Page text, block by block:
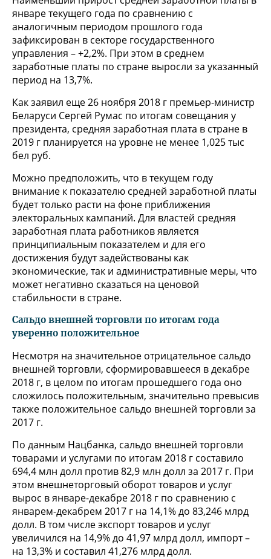
январе текущего года по сравнению с
аналогичным периодом прошлого года
зафиксирован в секторе государственного
управления – +2,2%. При этом в среднем
заработные платы по стране выросли за указанный
период на 13,7%.
Как заявил еще 26 ноября 2018 г премьер-министр
Беларуси Сергей Румас по итогам совещания у
президента, средняя заработная плата в стране в
2019 г планируется на уровне не менее 1,025 тыс
бел руб.
Можно предположить, что в текущем году
внимание к показателю средней заработной платы
будет только расти на фоне приближения
электоральных кампаний. Для властей средняя
заработная плата работников является
принципиальным показателем и для его
достижения будут задействованы как
экономические, так и административные меры, что
может негативно сказаться на ценовой
стабильности в стране.
Сальдо внешней торговли по итогам года
уверенно положительное
Несмотря на значительное отрицательное сальдо
внешней торговли, сформировавшееся в декабре
2018 г, в целом по итогам прошедшего года оно
сложилось положительным, значительно превысив
также положительное сальдо внешней торговли за
2017 г.
По данным Нацбанка, сальдо внешней торговли
товарами и услугами по итогам 2018 г составило
694,4 млн долл против 82,9 млн долл за 2017 г. При
этом внешнеторговый оборот товаров и услуг
вырос в январе-декабре 2018 г по сравнению с
январем-декабрем 2017 г на 14,1% до 83,246 млрд
долл. В том числе экспорт товаров и услуг
увеличился на 14,9% до 41,97 млрд долл, импорт –
на 13,3% и составил 41,276 млрд долл.